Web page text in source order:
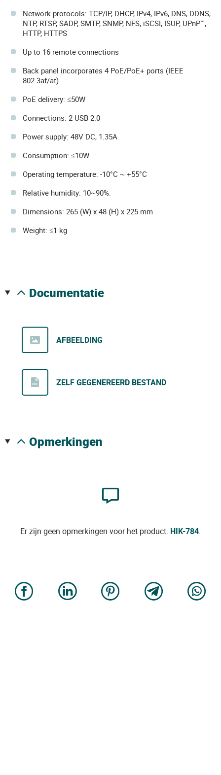
Network protocols: TCP/IP, DHCP, IPv4, IPv6, DNS, DDNS,
NTP, RTSP, SADP, SMTP, SNMP, NFS, iSCSI, ISUP, UPnP™,
HTTP, HTTPS
Up to 16 remote connections
Back panel incorporates 4 PoE/PoE+ ports (IEEE
802.3af/at)
PoE delivery: ≤50W
Connections: 2 USB 2.0
Power supply: 48V DC, 1.35A
Consumption: ≤10W
Operating temperature: -10°C ~ +55°C
Relative humidity: 10~90%.
Dimensions: 265 (W) x 48 (H) x 225 mm
Weight: ≤1 kg
documentatie
AFBEELDING
ZELF GEGENEREERD BESTAND
opmerkingen
Er zijn geen opmerkingen voor het product. HIK-784.